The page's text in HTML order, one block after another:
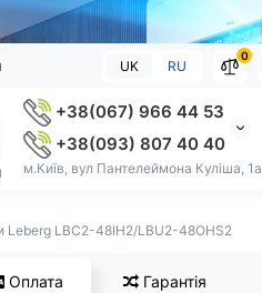
0
UK RU
+38(067) 966 44 53
+38(093) 807 40 40
м.Київ, вул Пантелеймона Куліша, 1а
Leberg LBC2-48IH2/LBU2-48OHS2
Оплата Гарантія